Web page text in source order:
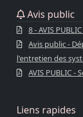
Liens rapides
Avis public
8 - AVIS
Avis public -
l'entretien des
AVIS PUBLIC -